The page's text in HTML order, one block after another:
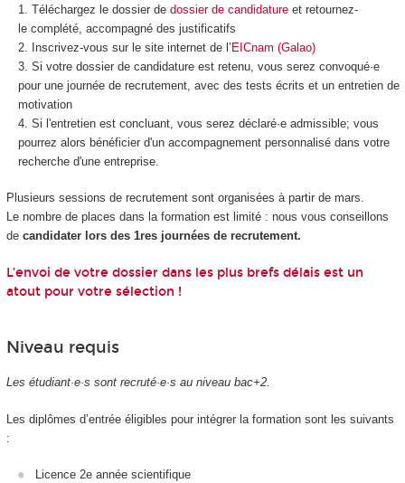
Téléchargez le dossier de dossier de candidatureet retournez-
le complété, accompagné des justificatifs
Inscrivez-vous sur le site internet de l’EICnam (Galao)
Si votre dossier de candidature est retenu, vous serez convoqué·e
pour une journée de recrutement, avec des tests écrits et un entretien de
motivation
Si l'entretien est concluant, vous serez déclaré·e admissible; vous
pourrez alors bénéficier d'un accompagnement personnalisé dans votre
recherche d'une entreprise.
Plusieurs sessions de recrutement sont organisées à partir de mars.
Le nombre de places dans la formation est limité : nous vous conseillons
de candidater lors des 1res journées de recrutement.
L’envoi de votre dossier dans les plus brefs délais est un
atout pour votre sélection !
Niveau requis
Les étudiant·e·s sont recruté·e·s au niveau bac+2.
Les diplômes d’entrée éligibles pour intégrer la formation sont les suivants
:
Licence 2e année scientifique